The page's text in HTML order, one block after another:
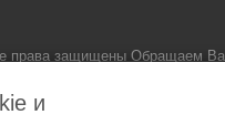
защищены Обращаем
и